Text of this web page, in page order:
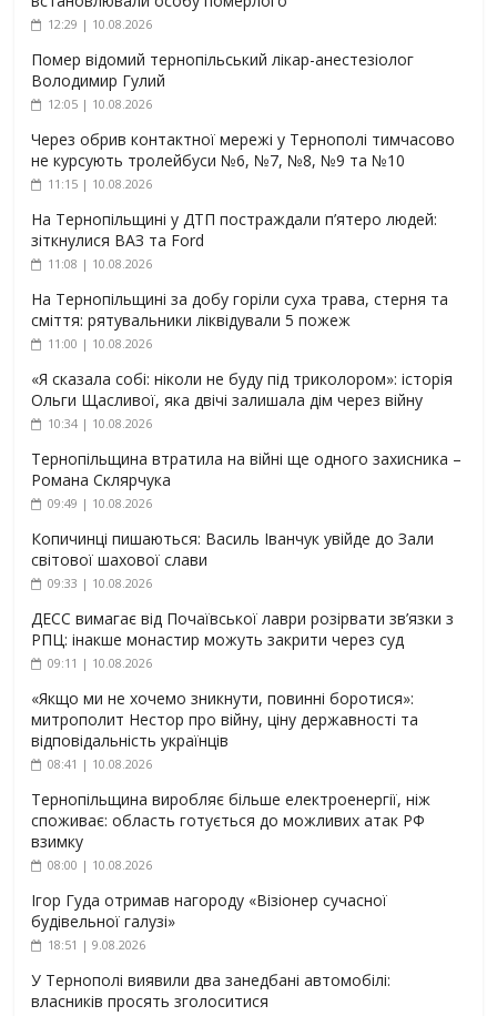
12:29 | 10.08.2026
Помер відомий тернопільський лікар-анестезіолог
Володимир Гулий
12:05 | 10.08.2026
Через обрив контактної мережі у Тернополі тимчасово
не курсують тролейбуси №6, №7, №8, №9 та №10
11:15 | 10.08.2026
На Тернопільщині у ДТП постраждали п’ятеро людей:
зіткнулися ВАЗ та Ford
11:08 | 10.08.2026
На Тернопільщині за добу горіли суха трава, стерня та
сміття: рятувальники ліквідували 5 пожеж
11:00 | 10.08.2026
«Я сказала собі: ніколи не буду під триколором»: історія
Ольги Щасливої, яка двічі залишала дім через війну
10:34 | 10.08.2026
Тернопільщина втратила на війні ще одного захисника –
Романа Склярчука
09:49 | 10.08.2026
Копичинці пишаються: Василь Іванчук увійде до Зали
світової шахової слави
09:33 | 10.08.2026
ДЕСС вимагає від Почаївської лаври розірвати зв’язки з
РПЦ: інакше монастир можуть закрити через суд
09:11 | 10.08.2026
«Якщо ми не хочемо зникнути, повинні боротися»:
митрополит Нестор про війну, ціну державності та
відповідальність українців
08:41 | 10.08.2026
Тернопільщина виробляє більше електроенергії, ніж
споживає: область готується до можливих атак РФ
взимку
08:00 | 10.08.2026
Ігор Гуда отримав нагороду «Візіонер сучасної
будівельної галузі»
18:51 | 9.08.2026
У Тернополі виявили два занедбані автомобілі:
власників просять зголоситися